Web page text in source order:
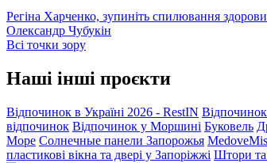
Регіна Харченко, зупиніть спилювання
Олександр Чубукін
Всі точки зору
Наші інші проєкти
Відпочинок в Україні 2026 - RestIN
відпочинок Відпочинок у Моршині Буковель
Море Солнечные панели Запорожья
пластикові вікна та двері у Запоріжжі Штори та